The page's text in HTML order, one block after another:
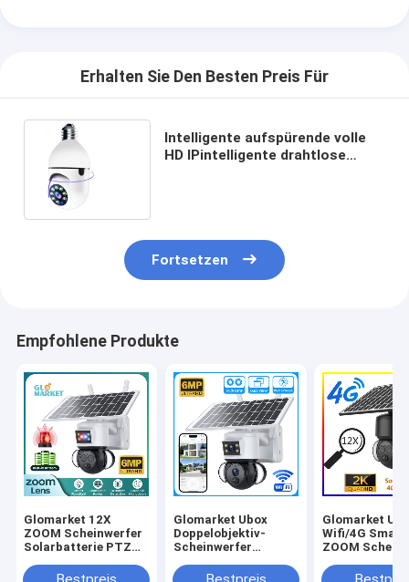
Erhalten Sie Den Besten Preis Für
Intelligente aufspürende volle
HD IPintelligente drahtlose
Fortsetzen
Empfohlene Produkte
Glomarket 12X
ZOOM Scheinwerfer
Solarbatterie PTZ
Wifi/4G Ubox
Glomarket Ubox
Doppelobjektiv-
Scheinwerfer
Kamera 6MP Smart
Glomarket
Wifi/4G Smart
ZOOM
Kamera 6MP